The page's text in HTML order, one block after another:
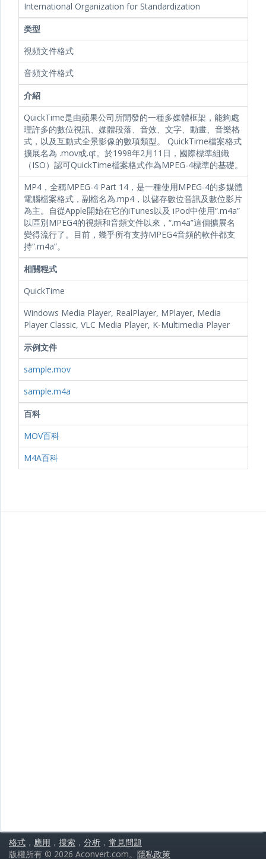
International Organization for Standardization
类型
視頻文件格式
音頻文件格式
介紹
QuickTime是由蘋果公司所開發的一種多媒體框架，能夠處
理許多的數位視訊、媒體段落、音效、文字、動畫、音樂格
式，以及互動式全景影像的數項類型。 QuickTime檔案格式
擴展名為 .mov或.qt。於1998年2月11日，國際標準組織
（ISO）認可QuickTime檔案格式作為MPEG-4標準的基礎。
MP4，全稱MPEG-4 Part 14，是一種使用MPEG-4的多媒體
電腦檔案格式，副檔名為.mp4，以儲存數位音訊及數位影片
為主。自從Apple開始在它的iTunes以及 iPod中使用“.m4a”
以區別MPEG4的視頻和音頻文件以來，“.m4a”這個擴展名
變得流行了。目前，幾乎所有支持MPEG4音頻的軟件都支
持“.m4a”。
相關程式
QuickTime
Windows Media Player, RealPlayer, MPlayer, Media
Player Classic, VLC Media Player, K-Multimedia Player
示例文件
sample.mov
sample.m4a
百科
MOV百科
M4A百科
格式 ， 應用 ， 搜索 ， 分析 ， 常見問題
版權所有 © 2026 Aconvert.com。 隱私政策